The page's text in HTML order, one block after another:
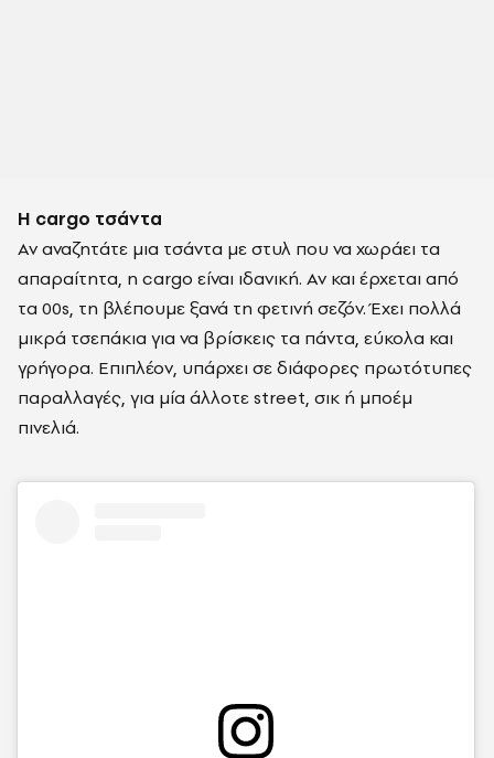
Η cargo τσάντα
Αν αναζητάτε μια τσάντα με στυλ που να χωράει τα
απαραίτητα, η cargo είναι ιδανική. Αν και έρχεται από
τα 00s, τη βλέπουμε ξανά τη φετινή σεζόν. Έχει πολλά
μικρά τσεπάκια για να βρίσκεις τα πάντα, εύκολα και
γρήγορα. Επιπλέον, υπάρχει σε διάφορες πρωτότυπες
παραλλαγές, για μία άλλοτε street, σικ ή μποέμ
πινελιά.